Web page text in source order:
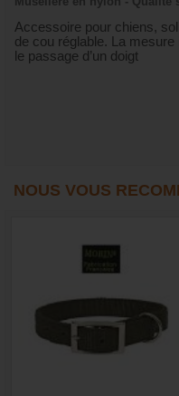
Accessoire pour chiens,
de cou réglable. La
le passage d’un doigt
NOUS VOUS